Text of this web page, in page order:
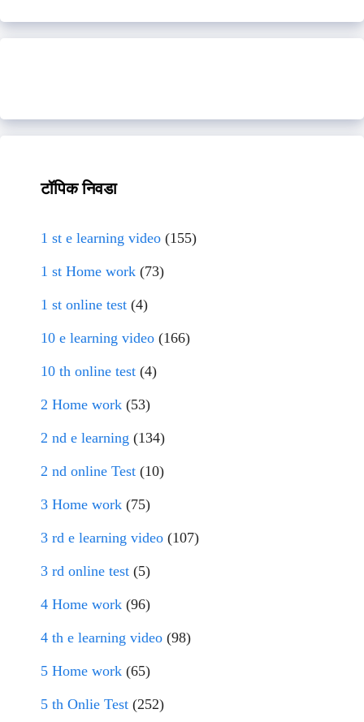
टॉपिक निवडा
1 st e learning video (155)
1 st Home work (73)
1 st online test (4)
10 e learning video (166)
10 th online test (4)
2 Home work (53)
2 nd e learning (134)
2 nd online Test (10)
3 Home work (75)
3 rd e learning video (107)
3 rd online test (5)
4 Home work (96)
4 th e learning video (98)
5 Home work (65)
5 th Onlie Test (252)